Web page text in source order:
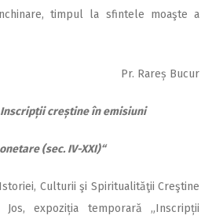
timpul la sfintele moaşte a
Pr. Rareș Bucur
creștine în emisiuni
(sec. IV-XXI)“
Culturii şi Spiritualităţii Creştine
expoziția temporară „Inscripții